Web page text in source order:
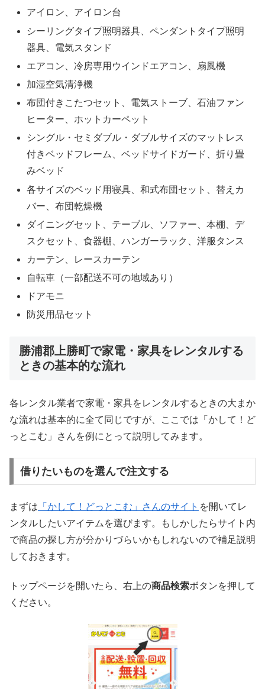
アイロン、アイロン台
シーリングタイプ照明器具、ペンダントタイプ照明
器具、電気スタンド
エアコン、冷房専用ウインドエアコン、扇風機
加湿空気清浄機
布団付きこたつセット、電気ストーブ、石油ファン
ヒーター、ホットカーペット
シングル・セミダブル・ダブルサイズのマットレス
付きベッドフレーム、ベッドサイドガード、折り畳
みベッド
各サイズのベッド用寝具、和式布団セット、替えカ
バー、布団乾燥機
ダイニングセット、テーブル、ソファー、本棚、デ
スクセット、食器棚、ハンガーラック、洋服タンス
カーテン、レースカーテン
自転車（一部配送不可の地域あり）
ドアモニ
防災用品セット
勝浦郡上勝町で家電・家具をレンタルする
ときの基本的な流れ
各レンタル業者で家電・家具をレンタルするときの大まか
な流れは基本的に全て同じですが、ここでは「かして！ど
っとこむ」さんを例にとって説明してみます。
借りたいものを選んで注文する
まずは 「かして！どっとこむ」さんのサイト を開いてレ
ンタルしたいアイテムを選びます。もしかしたらサイト内
で商品の探し方が分かりづらいかもしれないので補足説明
しておきます。
トップページを開いたら、右上の商品検索ボタンを押して
ください。